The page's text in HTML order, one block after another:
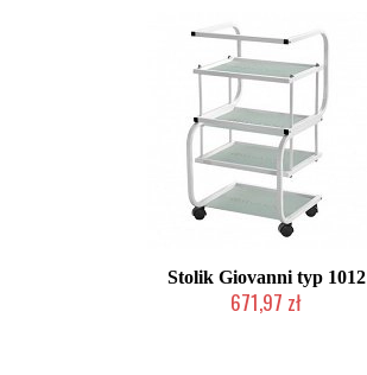
Stolik Giovanni typ 1012
671,97 zł